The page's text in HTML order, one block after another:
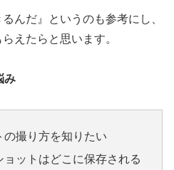
んだ』というのも参考にし、
えたらと思います。
み
の撮り方を知りたい
ットはどこに保存される